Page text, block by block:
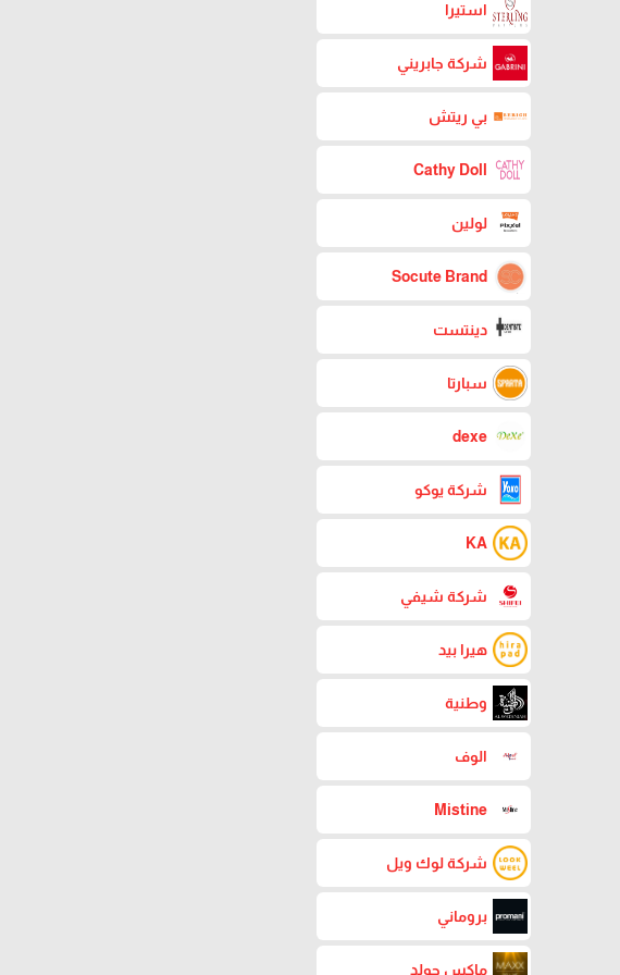
استيرا
شركة جابريني
بي ريتش
Cathy Doll
لولين
Socute Brand
دينتست
سبارتا
dexe
شركة يوكو
KA
شركة شيفي
هيرا بيد
وطنية
الوف
Mistine
شركة لوك ويل
بروماني
ماكس جولد